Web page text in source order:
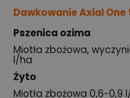
Dawkowanie Axial One
Pszenica ozima
Miotła zbożowa,
l/ha
Żyto
Miotła zbożowa 0,6-0,9